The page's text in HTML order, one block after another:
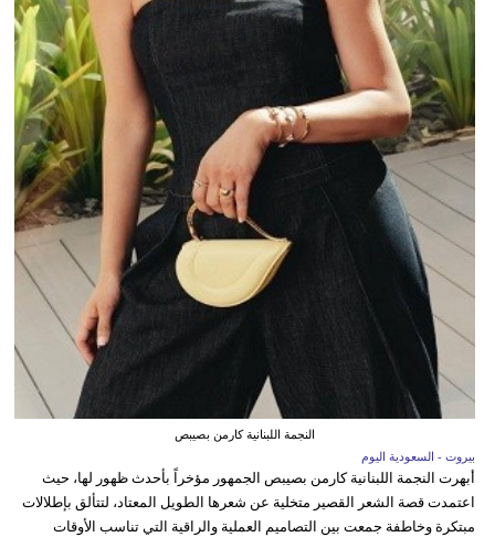
النجمة اللبنانية كارمن بصيبص
بيروت - السعودية اليوم
أبهرت النجمة اللبنانية كارمن بصيبص الجمهور مؤخراً بأحدث ظهور لها، حيث
اعتمدت قصة الشعر القصير متخلية عن شعرها الطويل المعتاد، لتتألق بإطلالات
مبتكرة وخاطفة جمعت بين التصاميم العملية والراقية التي تناسب الأوقات